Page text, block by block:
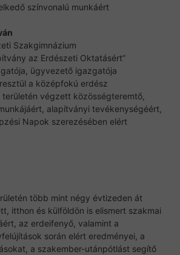
színvonalú munkáért
Szakgimnázium
az Erdészeti Oktatásért”
ügyvezető igazgatója
a középfokú erdész
végzett közösségteremtő,
alapítványi tevékenységéért,
Napok szerezésében elért
több mint négy évtizeden át
itthon és külföldön is elismert szakmai
az erdeifenyő, valamint a
során elért eredményei, a
a szakember-utánpótlást segítő